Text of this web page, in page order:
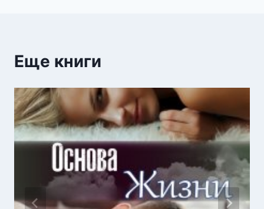
Еще книги